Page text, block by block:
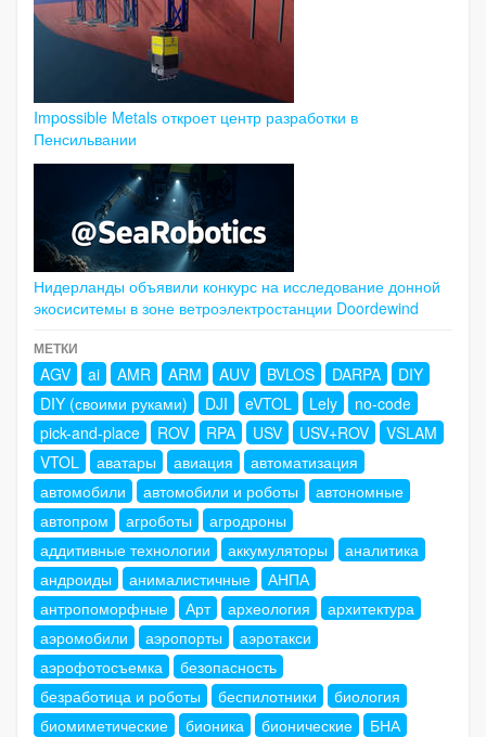
Impossible Metals откроет центр разработки в
Пенсильвании
Нидерланды объявили конкурс на исследование донной
экосиситемы в зоне ветроэлектростанции Doordewind
МЕТКИ
AGV ai AMR ARM AUV BVLOS DARPA
DIY
DIY (своими руками)
DJI eVTOL Lely
no-code
pick-and-place
ROV RPA USV USV+ROV
VSLAM
VTOL
аватары авиация
автоматизация
автомобили
автомобили и роботы
автономные
автопром
агроботы
агродроны
аддитивные технологии
аккумуляторы
аналитика
андроиды
анималистичные
АНПА
антропоморфные
Арт археология
архитектура
аэромобили
аэропорты
аэротакси
аэрофотосъемка
безопасность
безработица и роботы
беспилотники
биология
биомиметические
бионика бионические
БНА